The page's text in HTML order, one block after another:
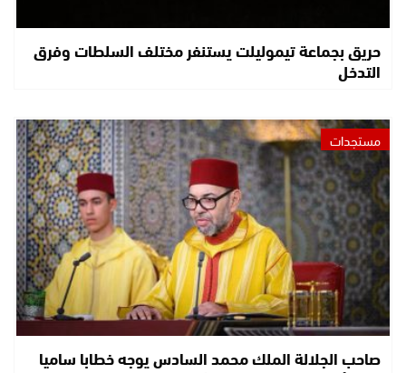
حريق بجماعة تيموليلت يستنفر مختلف السلطات وفرق
التدخل
مستجدات
صاحب الجلالة الملك محمد السادس يوجه خطابا ساميا